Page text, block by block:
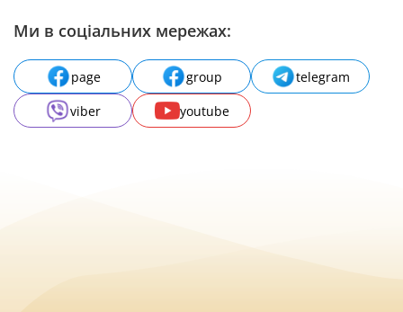
Ми в соціальних мережах:
page group
telegram
viber
youtube